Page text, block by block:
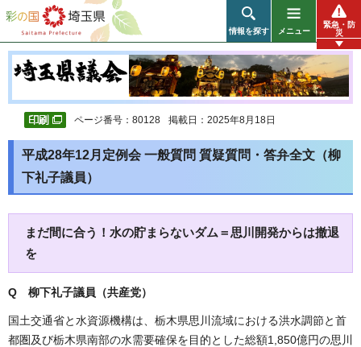
彩の国 埼玉県
情報を探す メニュー
緊急・防
災
ページ番号：80128 掲載日：2025年8月18日
平成28年12月定例会 一般質問 質疑質問・答弁全文（柳
下礼子議員）
まだ間に合う！水の貯まらないダム＝思川開発からは撤退
を
Q 柳下礼子議員（共産党）
国土交通省と水資源機構は、栃木県思川流域における洪水調節と首
都圏及び栃木県南部の水需要確保を目的とした総額1,850億円の思川